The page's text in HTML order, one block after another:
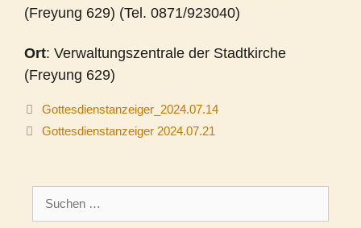
(Freyung 629) (Tel. 0871/923040)
Ort: Verwaltungszentrale der Stadtkirche
(Freyung 629)
Gottesdienstanzeiger_2024.07.14
Gottesdienstanzeiger 2024.07.21
nach: